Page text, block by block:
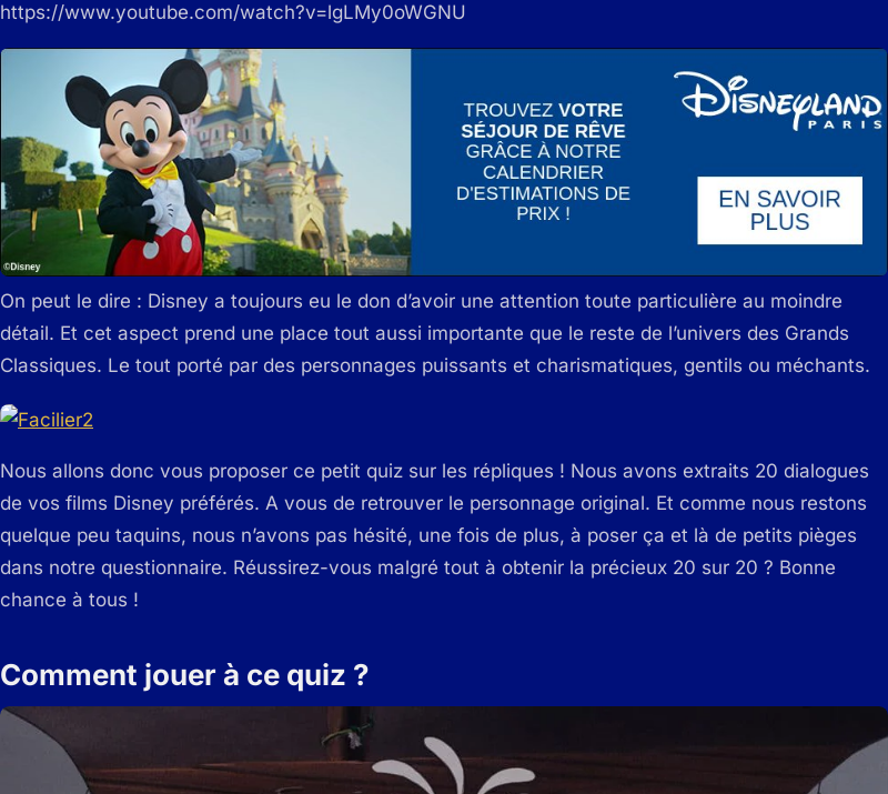
https://www.youtube.com/watch?v=lgLMy0oWGNU
On peut le dire : Disney a toujours eu le don d’avoir une attention toute particulière au moindre
détail. Et cet aspect prend une place tout aussi importante que le reste de l’univers des Grands
Classiques. Le tout porté par des personnages puissants et charismatiques, gentils ou méchants.
Nous allons donc vous proposer ce petit quiz sur les répliques ! Nous avons extraits 20 dialogues
de vos films Disney préférés. A vous de retrouver le personnage original. Et comme nous restons
quelque peu taquins, nous n’avons pas hésité, une fois de plus, à poser ça et là de petits pièges
dans notre questionnaire. Réussirez-vous malgré tout à obtenir la précieux 20 sur 20 ? Bonne
chance à tous !
Comment jouer à ce quiz ?